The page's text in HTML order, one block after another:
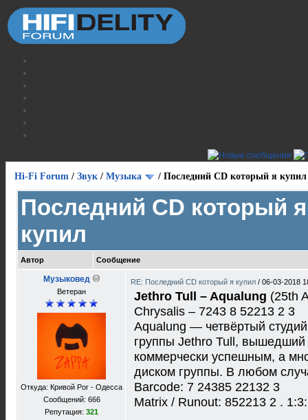
Hi-Fi Forum / Звук / Музыка / Последний CD который я купил
Последний CD который я
купил
Автор Сообщение
Музыковед
Ветеран
Откуда: Кривой Рог - Одесса
Сообщений: 666
Репутация: 321
RE: Последний CD который я купил / 06-03-2018
Jethro Tull ‎– Aqualung (25th
Chrysalis ‎– 7243 8 52213 2 3
Aqualung — четвёртый
группы Jethro Tull,
коммерчески успешным, а
диском группы. В любом
Barcode: 7 24385 22132 3
Matrix / Runout: 852213 2 .